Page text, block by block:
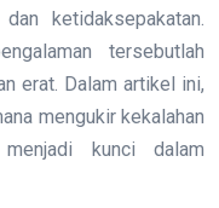
ketidaksepakatan.
tersebutlah
erat. Dalam artikel ini,
mengukir kekalahan
kunci dalam